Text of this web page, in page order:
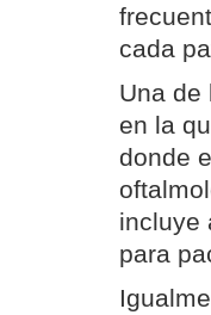
cada
Una de
en la
donde
incluye
para